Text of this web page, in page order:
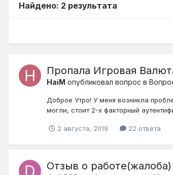
Найдено: 2 результата
Пропала Игровая
HaiM опубликовал вопрос в
Доброе Утро! У меня возникла
могли, стоит 2-х факторный
2 августа, 2019 22 ответа
Отзыв о работе(жалоба)